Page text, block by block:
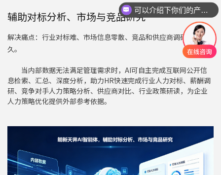
辅助对标分析、市场与竞品研究
解决痛点： 行业对标难、市场信息零散、竞品和供应商调研耗时
久。
当内部数据无法满足管理需求时，AI可自主完成互联网公开信
息检索、汇总、深度分析，助力HR快速完成行业人力对标、薪酬调
研、竞争对手人力策略分析、供应商对比、行业政策研读，为企业
人力策略优化提供外部参考依据。